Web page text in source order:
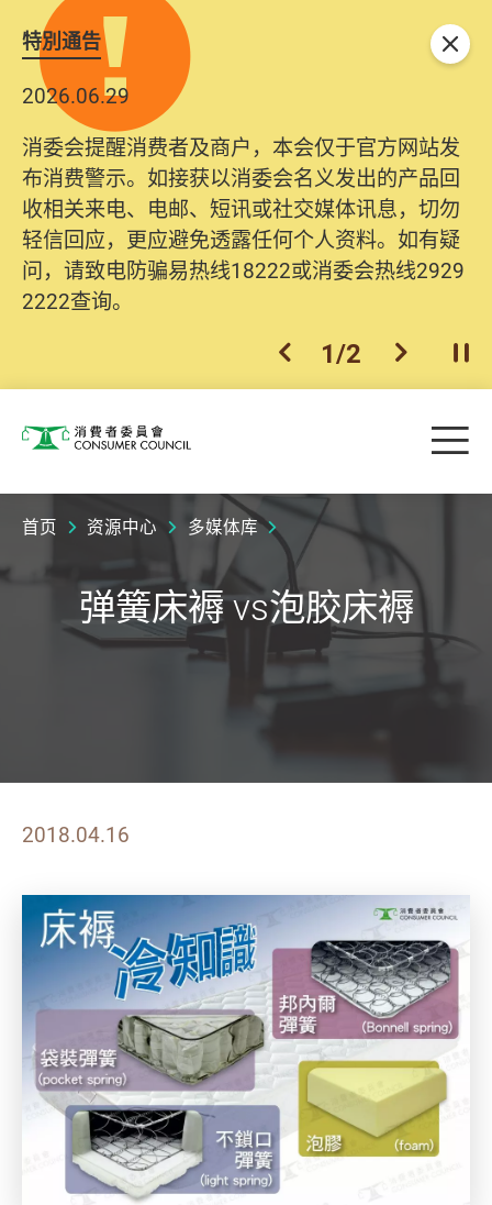
特別通告
2026.06.29
消委会提醒消费者及商户，本会仅于官方网站发
布消费警示。如接获以消委会名义发出的产品回
收相关来电、电邮、短讯或社交媒体讯息，切勿
轻信回应，更应避免透露任何个人资料。如有疑
问，请致电防骗易热线18222或消委会热线2929
2222查询。
上一个
1/2 下一个开
关闭
消费者委员会 目
首页 资源中心 多媒体库
弹簧床褥 vs泡胶床褥
2018.04.16